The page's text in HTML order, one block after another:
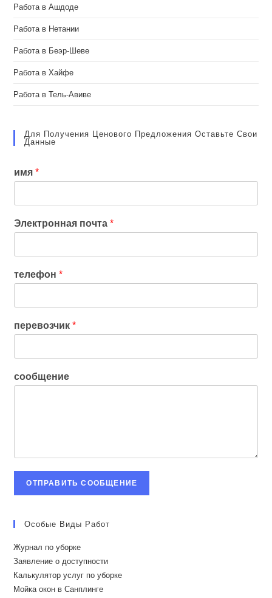
Работа в Ашдоде
Работа в Нетании
Работа в Беэр-Шеве
Работа в Хайфе
Работа в Тель-Авиве
Для Получения Ценового Предложения Оставьте Свои
Данные
имя*
Электронная почта*
телефон*
перевозчик*
сообщение
ОТПРАВИТЬ СООБЩЕНИЕ
Особые Виды Работ
Журнал по уборке
Заявление о доступности
Калькулятор услуг по уборке
Мойка окон в Санплинге